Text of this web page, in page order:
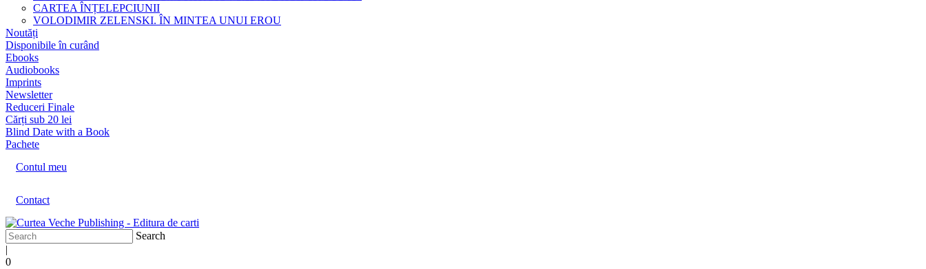
CARTEA ÎNȚELEPCIUNII
VOLODIMIR ZELENSKI. ÎN MINTEA UNUI EROU
Noutăți
Disponibile în curând
Ebooks
Audiobooks
Imprints
Newsletter
Reduceri Finale
Cărți sub 20 lei
Blind Date with a Book
Pachete
Contul meu
Contact
Search
|
0